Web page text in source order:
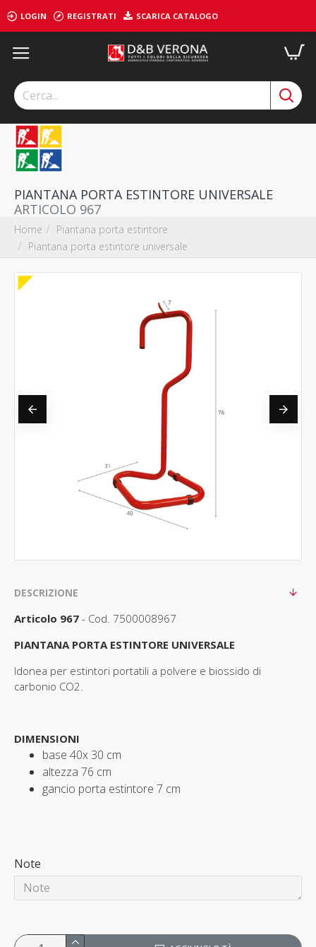
LOGIN REGISTRATI SCARICA CATALOGO
Home
Piantana porta estintore
Piantana porta estintore universale
PIANTANA PORTA ESTINTORE UNIVERSALE
ARTICOLO 967
DESCRIZIONE
Articolo 967 - Cod. 7500008967
PIANTANA PORTA ESTINTORE UNIVERSALE
Idonea per estintori portatili a polvere e biossido di
carbonio CO2.
DIMENSIONI
base 40x 30 cm
altezza 76 cm
gancio porta estintore 7 cm
Note